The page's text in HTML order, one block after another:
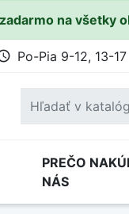
na všetky
Po-Pia 9-12, 13-17
PREČO
NÁS